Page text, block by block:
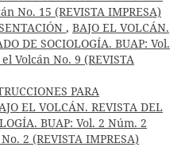
No. 15 (REVISTA IMPRESA)
, BAJO EL VOLCÁN.
DE SOCIOLOGÍA. BUAP: Vol.
Volcán No. 9 (REVISTA
PARA
EL VOLCÁN. REVISTA DEL
BUAP: Vol. 2 Núm. 2
2 (REVISTA IMPRESA)